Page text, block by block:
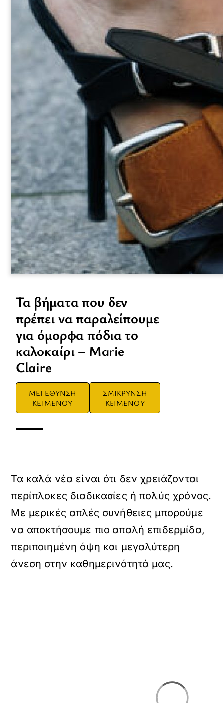
Τα βήματα που δεν
πρέπει να παραλείπουμε
για όμορφα πόδια το
καλοκαίρι – Marie
Claire
ΜΕΓΕΘΥΝΣΗ
ΚΕΙΜΕΝΟΥ
ΣΜΙΚΡΥΝΣΗ
ΚΕΙΜΕΝΟΥ
Τα καλά νέα είναι ότι δεν χρειάζονται
περίπλοκες διαδικασίες ή πολύς χρόνος.
Με μερικές απλές συνήθειες μπορούμε
να αποκτήσουμε πιο απαλή επιδερμίδα,
περιποιημένη όψη και μεγαλύτερη
άνεση στην καθημερινότητά μας.